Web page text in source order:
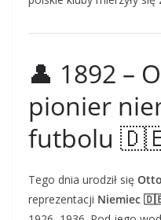
👤 1892 –
pionier
futbolu
Tego dnia urodził się
reprezentacji Niemiec